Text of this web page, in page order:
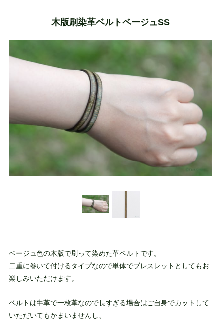
木版刷染革ベルトベージュSS
ベージュ色の木版で刷って染めた革ベルトです。
二重に巻いて付けるタイプなので単体でブレスレットとしてもお
楽しみいただけます。
ベルトは牛革で一枚革なので長すぎる場合はご自身でカットして
いただいてもかまいませんし、